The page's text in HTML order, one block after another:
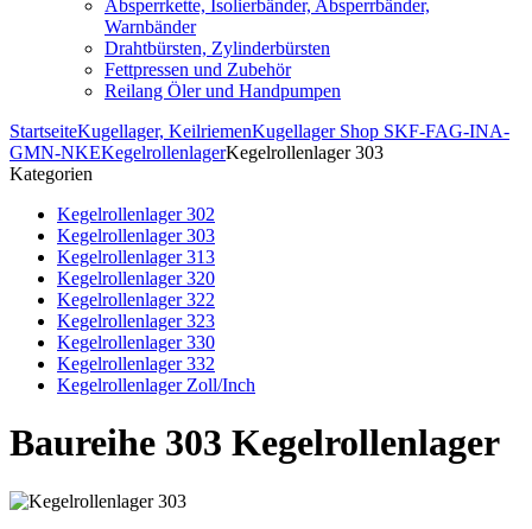
Absperrkette, Isolierbänder, Absperrbänder,
Warnbänder
Drahtbürsten, Zylinderbürsten
Fettpressen und Zubehör
Reilang Öler und Handpumpen
StartseiteKugellager, KeilriemenKugellager Shop SKF-FAG-INA-
GMN-NKEKegelrollenlagerKegelrollenlager 303
Kategorien
Kegelrollenlager 302
Kegelrollenlager 303
Kegelrollenlager 313
Kegelrollenlager 320
Kegelrollenlager 322
Kegelrollenlager 323
Kegelrollenlager 330
Kegelrollenlager 332
Kegelrollenlager Zoll/Inch
Baureihe 303 Kegelrollenlager